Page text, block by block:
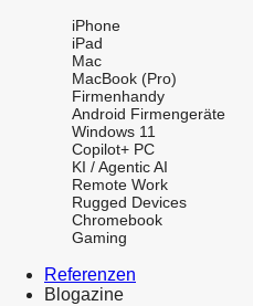
iPhone
iPad
Mac
MacBook (Pro)
Firmenhandy
Android Firmengeräte
Windows 11
Copilot+ PC
KI / Agentic AI
Remote Work
Rugged Devices
Chromebook
Gaming
Referenzen
Blogazine